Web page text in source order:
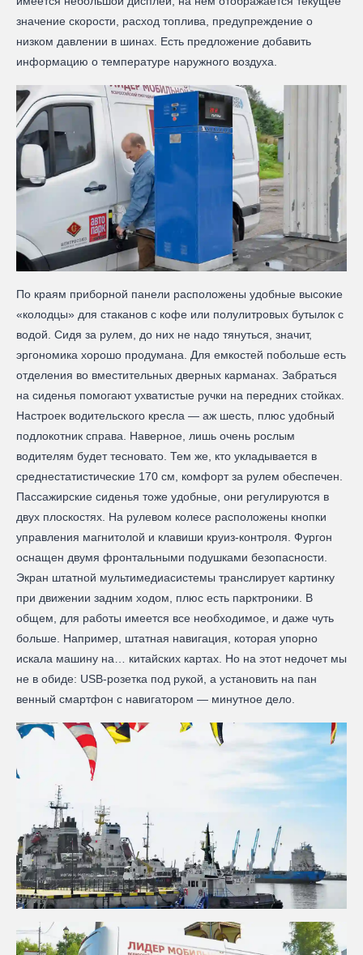
значение скорости, расход топлива, предупреждение о
низком давлении в шинах. Есть предложение добавить
информацию о температуре наружного воздуха.
По краям приборной панели расположены удобные высокие
«колодцы» для стаканов с кофе или полулитровых бутылок с
водой. Сидя за рулем, до них не надо тянуться, значит,
эргономика хорошо продумана. Для емкостей побольше есть
отделения во вместительных дверных карманах. Забраться
на сиденья помогают ухватистые ручки на передних стойках.
Настроек водительского кресла — аж шесть, плюс удобный
подлокотник справа. Наверное, лишь очень рослым
водителям будет тесновато. Тем же, кто укладывается в
среднестатистические 170 см, комфорт за рулем обеспечен.
Пассажирские сиденья тоже удобные, они регулируются в
двух плоскостях. На рулевом колесе расположены кнопки
управления магнитолой и клавиши круиз-контроля. Фургон
оснащен двумя фронтальными подушками безопасности.
Экран штатной мультимедиасистемы транслирует картинку
при движении задним ходом, плюс есть парктроники. В
общем, для работы имеется все необходимое, и даже чуть
больше. Например, штатная навигация, которая упорно
искала машину на… китайских картах. Но на этот недочет мы
не в обиде: USB-розетка под рукой, а установить на пан
венный смартфон с навигатором — минутное дело.